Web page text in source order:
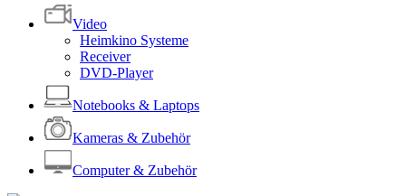
Video
Heimkino Systeme
Receiver
DVD-Player
Notebooks & Laptops
Kameras & Zubehör
Computer & Zubehör